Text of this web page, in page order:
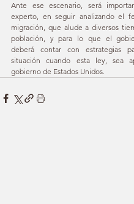
Ante ese escenario, será
experto, en seguir analizando el
migración, que alude a diversos
población, y para lo que el
deberá contar con estrategias
situación cuando esta ley, sea
gobierno de Estados Unidos.